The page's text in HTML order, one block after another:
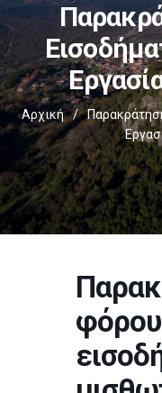
Αρχική /